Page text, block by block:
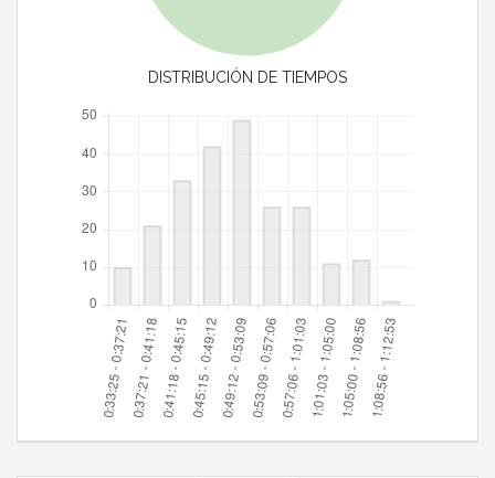
DISTRIBUCIÓN DE TIEMPOS